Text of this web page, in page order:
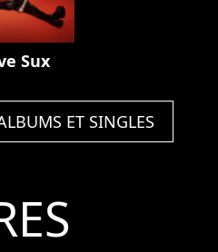
Sux
ET SINGLES